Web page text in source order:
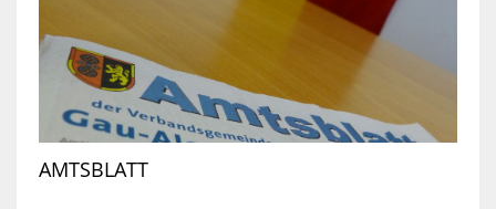
AMTSBLATT